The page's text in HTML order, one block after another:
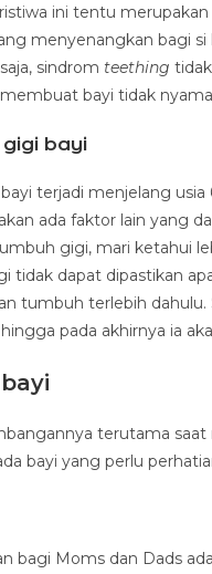
ini tentu
menyenangkan bagi
sindrom teething
bayi tidak
bayi
terjadi menjelang
ada faktor lain yang
gigi, mari ketahui
dapat dipastikan
tumbuh terlebih
pada akhirnya ia
terutama
bayi yang perlu
bagi Moms dan Dads